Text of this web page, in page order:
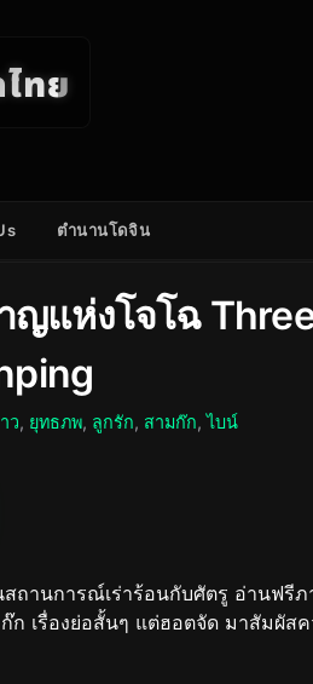
ทย
ตำนานโดจิน
ญแห่งโจโฉ
ว, ยุทธภพ, ลูกรัก, สามก๊ก,ไบน์
ถานการณ์เร่าร้อนกับศัตรู อ่านฟรีภ
เรื่องย่อสั้นๆ แต่ฮอตจัด มาสัมผัสค